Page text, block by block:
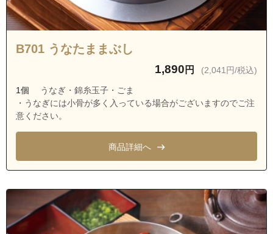
茨城県龍ケ崎市藤ケ丘７丁目
茨城県龍ケ崎市貝原塚町
茨城県龍ケ崎市泉町
茨城県つくば市牧園
茨城県つくば市樋の沢
茨城県つくば市大井
茨城県つくば市松の里
茨城県つくば市高崎
茨城県つくば市西の沢
茨城県つくば市若栗
B701 うなたままぶし
1,890 円 (2,041円/税込)
1個
うなぎ・錦糸玉子・ごま
・うなぎには小骨が多く入っている場合がございますのでご注
意ください。
商品詳細へ